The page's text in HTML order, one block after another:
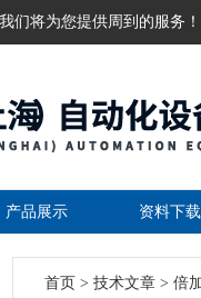
们将为您提供周到的服务！
产品展示 资料下载
首页 > 技术文章 > 倍